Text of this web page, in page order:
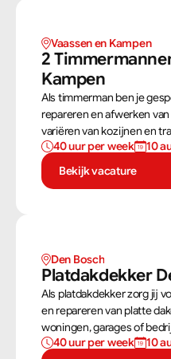
Vaassen en Kampen
2
Kampen
Als timmerman ben je
repareren en afwerken
variëren van kozijnen en
dakconstructies en gevels.
bouwtekeningen zorg jij
zowel stevig als netjes is
40 uur per week
10
Bekijk vacature
Den Bosch
Platdakdekker
Als platdakdekker zorg jij
en repareren van platte
woningen, garages of
deze daken tegen alle
40 uur per week 10